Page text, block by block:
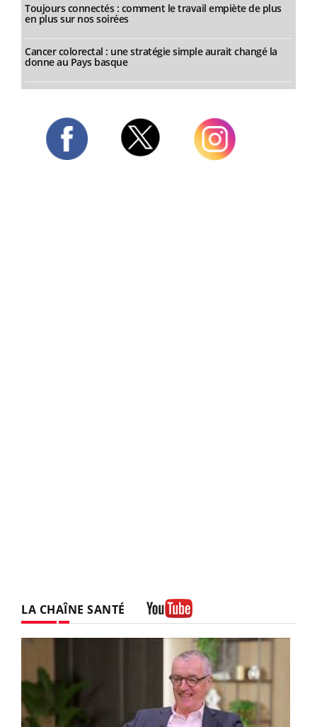
Toujours connectés : comment le travail empiète de plus
en plus sur nos soirées
Cancer colorectal : une stratégie simple aurait changé la
donne au Pays basque
LA CHAÎNE SANTÉ